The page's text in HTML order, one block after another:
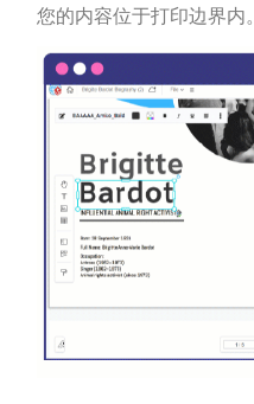
您的内容位于打印边界内。